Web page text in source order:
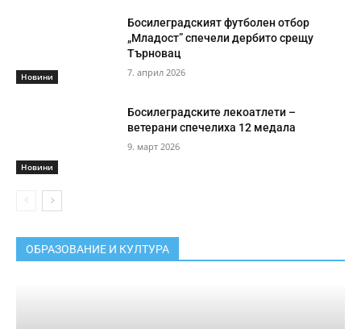
Новини
Босилеградският футболен отбор
„Младост” спечели дербито срещу
Търновац
7. април 2026
Новини
Босилеградските лекоатлети –
ветерани спечелиха 12 медала
9. март 2026
ОБРАЗОВАНИЕ И КУЛТУРА